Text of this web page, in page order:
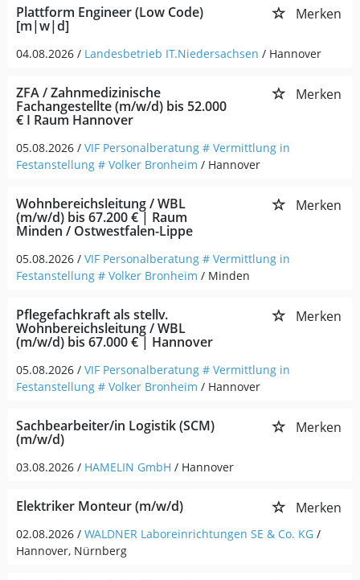
Plattform Engineer (Low Code)
[m|w|d]
Merken
04.08.2026 / Landesbetrieb IT.Niedersachsen / Hannover
ZFA / Zahnmedizinische
Fachangestellte (m/w/d) bis 52.000
€ I Raum Hannover
Merken
05.08.2026 / VIF Personalberatung # Vermittlung in
Festanstellung # Volker Bronheim / Hannover
Wohnbereichsleitung / WBL
(m/w/d) bis 67.200 € | Raum
Minden / Ostwestfalen-Lippe
Merken
05.08.2026 / VIF Personalberatung # Vermittlung in
Festanstellung # Volker Bronheim / Minden
Pflegefachkraft als stellv.
Wohnbereichsleitung / WBL
(m/w/d) bis 67.000 € | Hannover
Merken
05.08.2026 / VIF Personalberatung # Vermittlung in
Festanstellung # Volker Bronheim / Hannover
Sachbearbeiter/in Logistik (SCM)
(m/w/d)
Merken
03.08.2026 / HAMELIN GmbH / Hannover
Elektriker Monteur (m/w/d) Merken
02.08.2026 / WALDNER Laboreinrichtungen SE & Co. KG /
Hannover, Nürnberg